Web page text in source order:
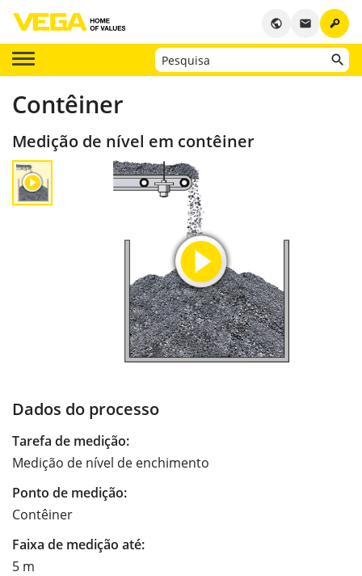
key
email
public
Contêiner
Medição de nível em contêiner
Dados do processo
Tarefa de medição:
Medição de nível de enchimento
Ponto de medição:
Contêiner
Faixa de medição até:
5 m